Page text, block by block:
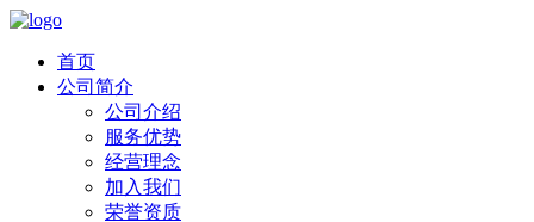
首页
公司简介
公司介绍
服务优势
经营理念
加入我们
荣誉资质